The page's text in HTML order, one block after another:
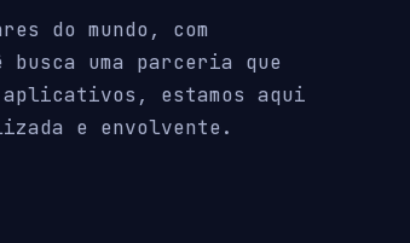
do mundo, com
uma parceria que
estamos aqui
e envolvente.